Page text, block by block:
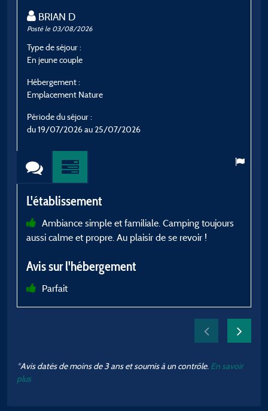
BRIAN D
Posté le 03/08/2026
Type de séjour :
En jeune couple
Hébergement :
Emplacement Nature
Période du séjour :
du 19/07/2026 au 25/07/2026
L'établissement
Ambiance simple et familiale. Camping toujours
aussi calme et propre. Au plaisir de se revoir !
Avis sur l'hébergement
Parfait
*Avis datés de moins de 3 ans et soumis à un contrôle. En savoir
plus